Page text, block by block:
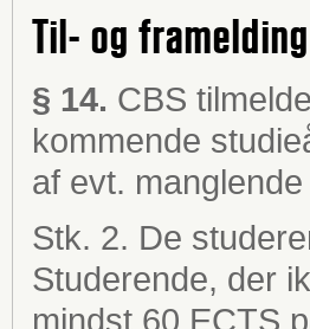
Til- og
§ 14. CBS
kommende
af evt.
Stk. 2. De
Studerende, der
mindst 60 ECTS